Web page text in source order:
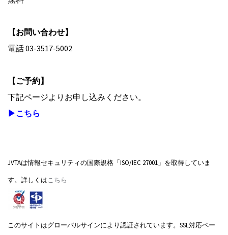
【お問い合わせ】
電話 03-3517-5002
【ご予約】
下記ページよりお申し込みください。
▶こちら
JVTAは情報セキュリティの国際規格「ISO/IEC 27001」を取得していま
す。詳しくはこちら
このサイトはグローバルサインにより認証されています。SSL対応ペー